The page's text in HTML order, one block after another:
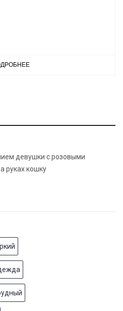
девушки с розовыми
руках кошку